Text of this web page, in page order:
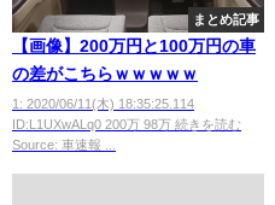
まとめ記事
【画像】200万円と100万円の車
の差がこちらｗｗｗｗｗ
1: 2020/06/11(木) 18:35:25.114
ID:L1UXwALq0 200万 98万 続きを読む
Source: 車速報 ...